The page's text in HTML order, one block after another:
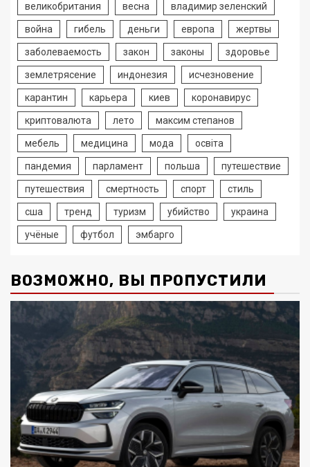
великобритания весна владимир зеленский
война гибель деньги европа жертвы
заболеваемость закон законы здоровье
землетрясение индонезия исчезновение
карантин карьера киев коронавирус
криптовалюта лето максим степанов
мебель медицина мода освіта
пандемия парламент польша путешествие
путешествия смертность спорт стиль
сша тренд туризм убийство украина
учёные футбол эмбарго
ВОЗМОЖНО, ВЫ ПРОПУСТИЛИ